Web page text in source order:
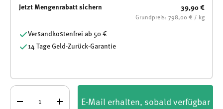
Jetzt Mengenrabatt sichern 39,90 €
Grundpreis: 798,00 € / kg
Versandkostenfrei ab 50 €
14 Tage Geld-Zurück-Garantie
Anzahl
+ E-Mail erhalten, sobald verfügbar